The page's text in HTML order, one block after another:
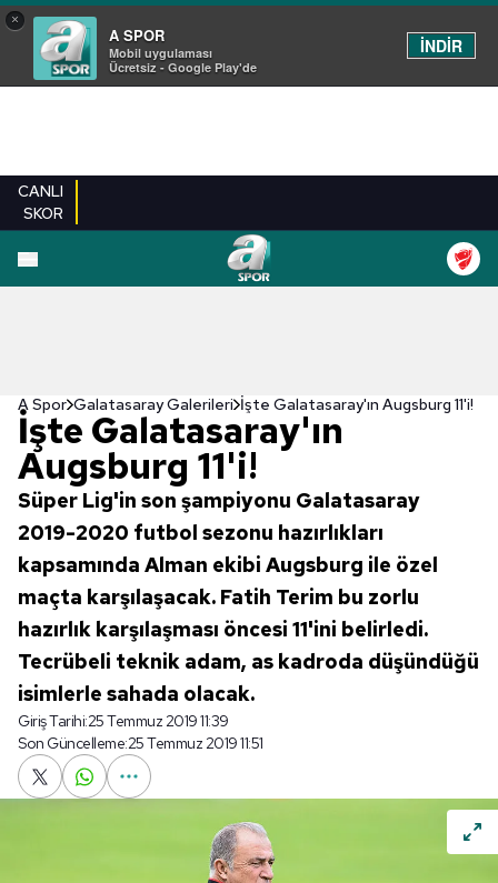
×
A SPOR
Mobil uygulaması
Ücretsiz - Google Play'de
İNDİR
CANLI
SKOR
EN YENILER
A Spor Galatasaray Galerileri İşte Galatasaray'ın Augsburg 11'i!
İşte Galatasaray'ın
Augsburg 11'i!
Süper Lig'in son şampiyonu Galatasaray
2019-2020 futbol sezonu hazırlıkları
kapsamında Alman ekibi Augsburg ile özel
maçta karşılaşacak. Fatih Terim bu zorlu
hazırlık karşılaşması öncesi 11'ini belirledi.
Tecrübeli teknik adam, as kadroda düşündüğü
isimlerle sahada olacak.
Giriş Tarihi:25 Temmuz 2019 11:39
Son Güncelleme:25 Temmuz 2019 11:51